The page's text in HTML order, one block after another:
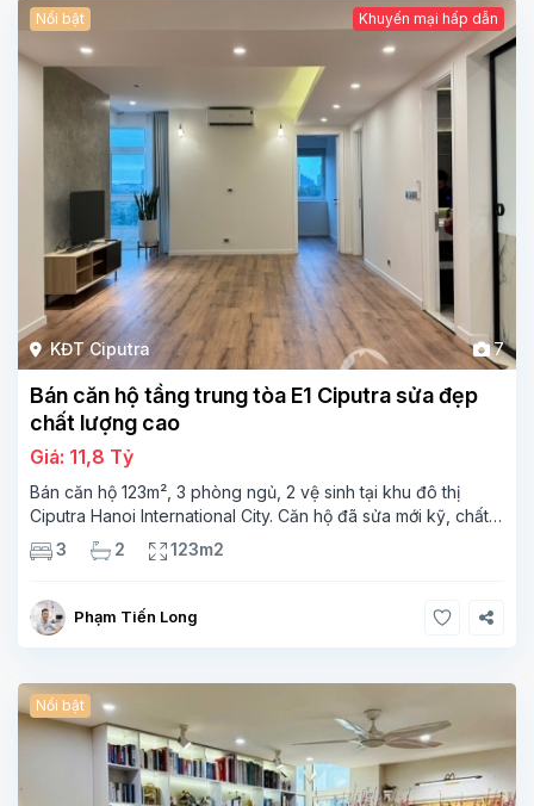
KĐT Ciputra 7
Nổi bật Khuyến mại hấp dẫn
Bán căn hộ tầng trung tòa E1 Ciputra sửa đẹp
chất lượng cao
Giá: 11,8 Tỷ
Bán căn hộ 123m², 3 phòng ngủ, 2 vệ sinh tại khu đô thị
Ciputra Hanoi International City. Căn hộ đã sửa mới kỹ, chất
lượng cao, sàn gỗ, bếp hiện đại, không gian thoáng sáng.
3 2 123m2
Phạm Tiến Long
Nổi bật